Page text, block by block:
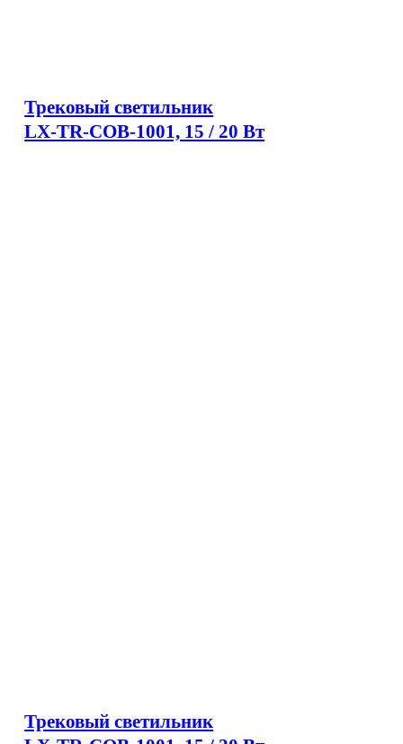
Трековый светильник
LX-TR-COB-1001, 15 / 20 Вт
Трековый светильник